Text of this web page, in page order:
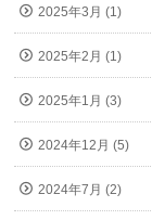
2025年3月 (1)
2025年2月 (1)
2025年1月 (3)
2024年12月 (5)
2024年7月 (2)